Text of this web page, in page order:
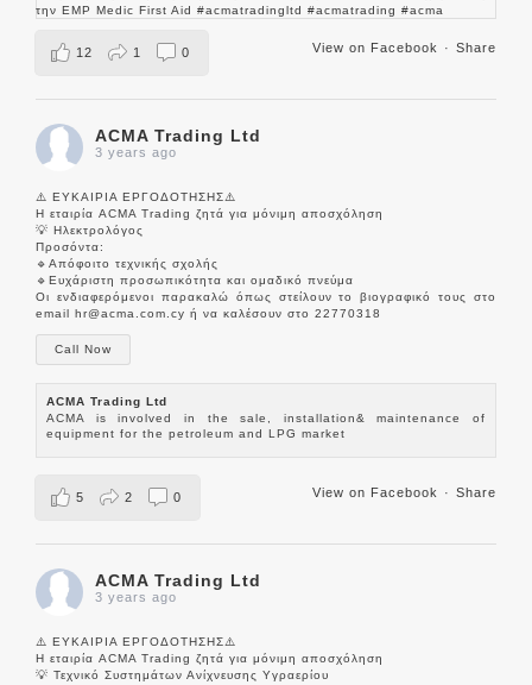
View on Facebook · Share
12 1 0
ACMA Trading Ltd
3 years ago
⚠️ ΕΥΚΑΙΡΙΑ ΕΡΓΟΔΟΤΗΣΗΣ⚠️
Η εταιρία ACMA Trading ζητά για μόνιμη αποσχόληση
💡 Ηλεκτρολόγος
Προσόντα:
🔹Απόφοιτο τεχνικής σχολής
🔹Ευχάριστη προσωπικότητα και ομαδικό πνεύμα
Οι ενδιαφερόμενοι παρακαλώ όπως στείλουν το βιογραφικό τους στο
email hr@acma.com.cy ή να καλέσουν στο 22770318
Call Now
ACMA Trading Ltd
ACMA is involved in the sale, installation& maintenance of
equipment for the petroleum and LPG market
View on Facebook · Share
5 2 0
ACMA Trading Ltd
3 years ago
⚠️ ΕΥΚΑΙΡΙΑ ΕΡΓΟΔΟΤΗΣΗΣ⚠️
Η εταιρία ACMA Trading ζητά για μόνιμη αποσχόληση
💡 Τεχνικό Συστημάτων Ανίχνευσης Υγραερίου